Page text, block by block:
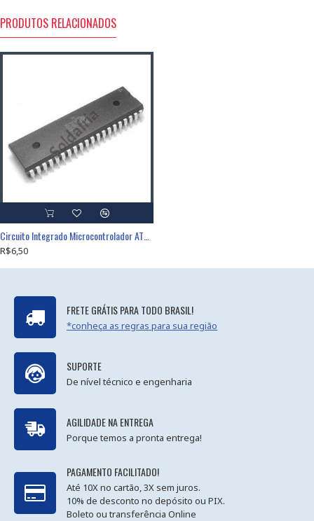
PRODUTOS RELACIONADOS
R$6,50
FRETE GRÁTIS PARA TODO BRASIL!
*conheça as regras para sua região
SUPORTE
De nível técnico e engenharia
AGILIDADE NA ENTREGA
Porque temos a pronta entrega!
PAGAMENTO FACILITADO!
Até 10X no cartão, 3X sem juros.
10% de desconto no depósito ou PIX.
Boleto ou transferência Online